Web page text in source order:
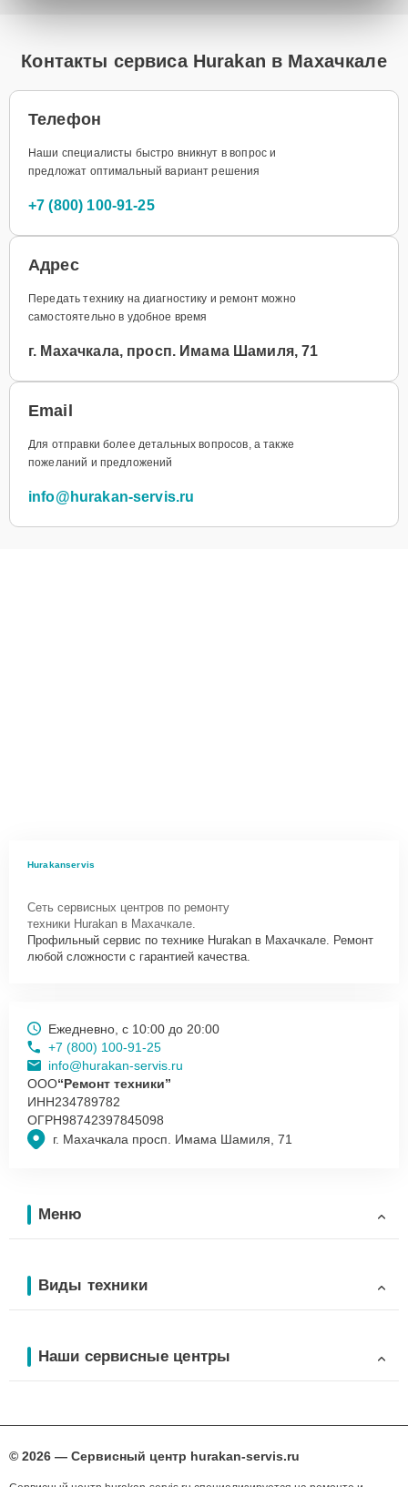
Контакты сервиса Hurakan в Махачкале
Телефон
Наши специалисты быстро вникнут в вопрос и
предложат оптимальный вариант решения
+7 (800) 100-91-25
Адрес
Передать технику на диагностику и ремонт можно
самостоятельно в удобное время
г. Махачкала, просп. Имама Шамиля, 71
Email
Для отправки более детальных вопросов, а также
пожеланий и предложений
info@hurakan-servis.ru
Hurakanservis
Сеть сервисных центров по ремонту
техники Hurakan в Махачкале.
Профильный сервис по технике Hurakan в Махачкале. Ремонт
любой сложности с гарантией качества.
г. Махачкала просп. Имама Шамиля, 71
Ежедневно, с 10:00 до 20:00
+7 (800) 100-91-25
info@hurakan-servis.ru
ООО“Ремонт техники”
ИНН234789782
ОГРН98742397845098
Меню
Виды техники
Наши сервисные центры
© 2026 — Сервисный центр hurakan-servis.ru